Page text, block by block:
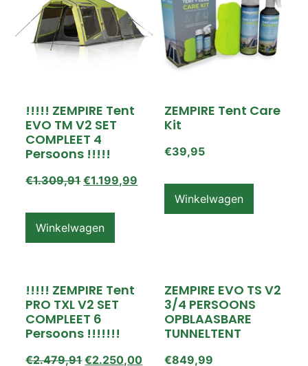
!!!!! ZEMPIRE Tent
EVO TM V2 SET
COMPLEET 4
Persoons !!!!!
€1.309,91 €1.199,99
Winkelwagen
ZEMPIRE Tent Care
Kit
€39,95
Winkelwagen
!!!!! ZEMPIRE Tent
PRO TXL V2 SET
COMPLEET 6
Persoons !!!!!!!
€2.479,91 €2.250,00
ZEMPIRE EVO TS V2
3/4 PERSOONS
OPBLAASBARE
TUNNELTENT
€849,99